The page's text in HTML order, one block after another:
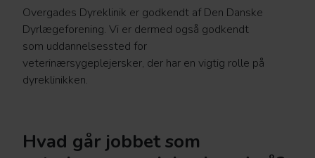
Overgades Dyreklinik er godkendt af Den Danske
Dyrlægeforening. Vi er dermed også godkendt
som uddannelsessted for
veterinærsygeplejersker, der har en vigtig rolle på
dyreklinikken.
Hvad går jobbet som